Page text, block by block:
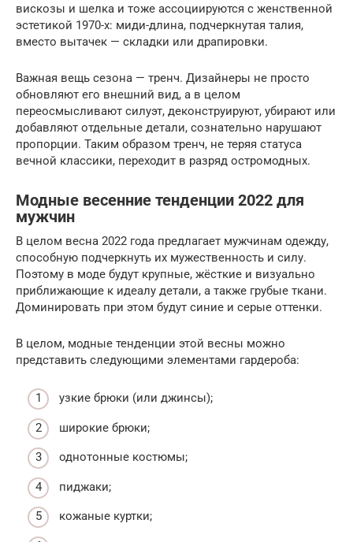
вискозы и шелка и тоже ассоциируются с женственной
эстетикой 1970-х: миди-длина, подчеркнутая талия,
вместо вытачек — складки или драпировки.
Важная вещь сезона — тренч. Дизайнеры не просто
обновляют его внешний вид, а в целом
переосмысливают силуэт, деконструируют, убирают или
добавляют отдельные детали, сознательно нарушают
пропорции. Таким образом тренч, не теряя статуса
вечной классики, переходит в разряд остромодных.
Модные весенние тенденции 2022 для
мужчин
В целом весна 2022 года предлагает мужчинам одежду,
способную подчеркнуть их мужественность и силу.
Поэтому в моде будут крупные, жёсткие и визуально
приближающие к идеалу детали, а также грубые ткани.
Доминировать при этом будут синие и серые оттенки.
В целом, модные тенденции этой весны можно
представить следующими элементами гардероба:
узкие брюки (или джинсы);
широкие брюки;
однотонные костюмы;
пиджаки;
кожаные куртки;